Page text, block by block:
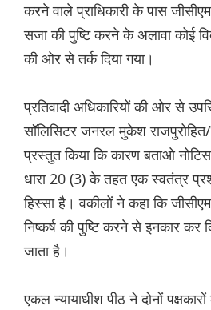
करने वाले प्राधिकारी के पास जीसीएम
सजा की पुष्टि करने के अलावा कोई
की ओर से तर्क दिया गया।
प्रतिवादी अधिकारियों की ओर से
सॉलिसिटर जनरल मुकेश राजपुरोहित/
प्रस्तुत किया कि कारण बताओ
धारा 20 (3) के तहत एक स्वतंत्र
हिस्सा है। वकीलों ने कहा कि जीसीएम
निष्कर्ष की पुष्टि करने से इनकार कर
जाता है।
एकल न्यायाधीश पीठ ने दोनों